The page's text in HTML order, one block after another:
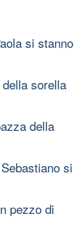
si stanno
sorella
della
si
pezzo di